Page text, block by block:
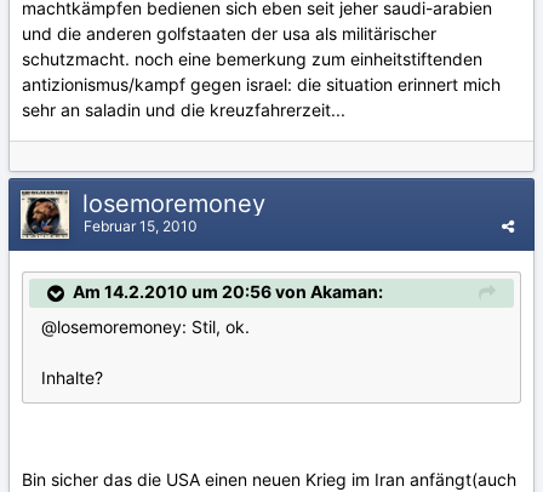
machtkämpfen bedienen sich eben seit jeher saudi-arabien
und die anderen golfstaaten der usa als militärischer
schutzmacht. noch eine bemerkung zum einheitstiftenden
antizionismus/kampf gegen israel: die situation erinnert mich
sehr an saladin und die kreuzfahrerzeit...
losemoremoney
Februar 15, 2010
Am 14.2.2010 um 20:56 von Akaman:
@losemoremoney: Stil, ok.
Inhalte?
Bin sicher das die USA einen neuen Krieg im Iran anfängt(auch